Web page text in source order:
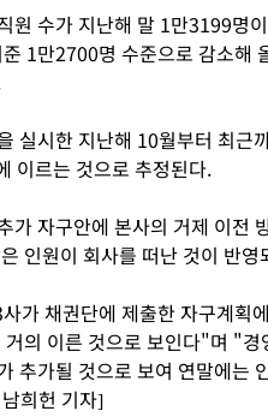
원 수가 지난해 말 1만3199명
1만2700명 수준으로 감소해
실시한 지난해 10월부터 최근
이르는 것으로 추정된다.
가 자구안에 본사의 거제 이전
인원이 회사를 떠난 것이 반
가 채권단에 제출한 자구계획
거의 이른 것으로 보인다"며 "
추가될 것으로 보여 연말에는
희헌 기자]